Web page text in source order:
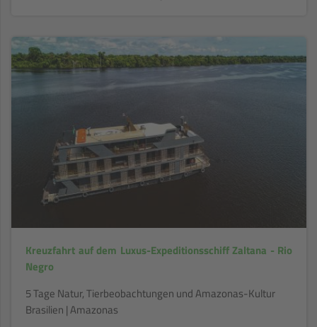
Kreuzfahrt auf dem Luxus-Expeditionsschiff Zaltana - Rio
Negro
5 Tage Natur, Tierbeobachtungen und Amazonas-Kultur
Brasilien | Amazonas